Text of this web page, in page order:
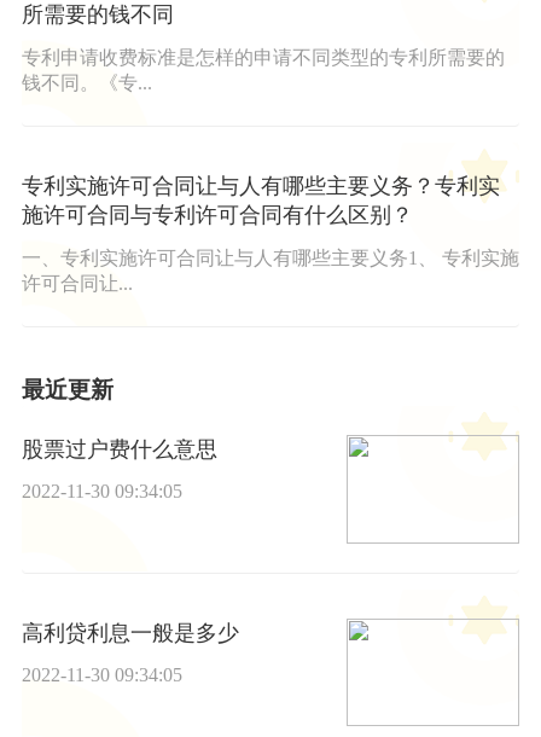
所需要的钱不同
专利申请收费标准是怎样的申请不同类型的专利所需要的
钱不同。《专...
专利实施许可合同让与人有哪些主要义务？专利实
施许可合同与专利许可合同有什么区别？
一、专利实施许可合同让与人有哪些主要义务1、 专利实施
许可合同让...
最近更新
股票过户费什么意思
2022-11-30 09:34:05
高利贷利息一般是多少
2022-11-30 09:34:05